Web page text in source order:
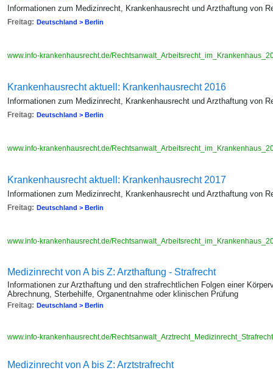
Informationen zum Medizinrecht, Krankenhausrecht und Arzthaftung von
Freitag: Deutschland > Berlin
www.info-krankenhausrecht.de/
Krankenhausrecht aktuell: Krankenhausrecht 2016
Informationen zum Medizinrecht, Krankenhausrecht und Arzthaftung von
Freitag: Deutschland > Berlin
www.info-krankenhausrecht.de/
Krankenhausrecht aktuell: Krankenhausrecht 2017
Informationen zum Medizinrecht, Krankenhausrecht und Arzthaftung von
Freitag: Deutschland > Berlin
www.info-krankenhausrecht.de/
Medizinrecht von A bis Z: Arzthaftung - Strafrecht
Informationen zur Arzthaftung und den strafrechtlichen Folgen einer
Abrechnung, Sterbehilfe, Organentnahme oder klinischen Prüfung
Freitag: Deutschland > Berlin
www.info-krankenhausrecht.de/
Medizinrecht von A bis Z: Arztstrafrecht